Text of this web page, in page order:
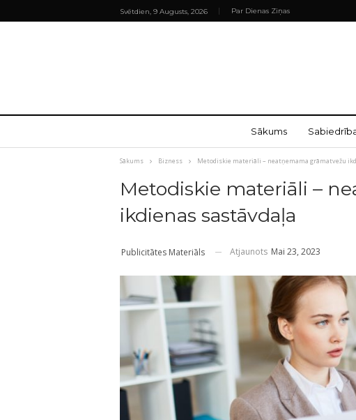
Svētdien, 9 Augusts, 2026 Par Dienas Ziņas
Sākums
Sākums Bizness Metodiskie materiāli – neatņemama grāmatvežu
Metodiskie materiāli –
ikdienas sastāvdaļa
Publicitātes Materiāls Atjaunots Mai 23, 2023